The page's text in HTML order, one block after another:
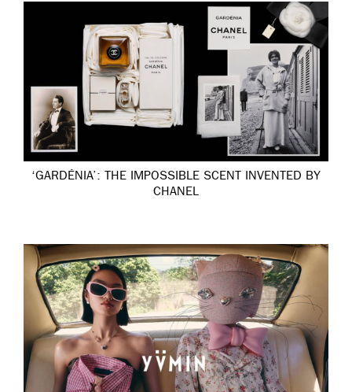
‘GARDÉNIA’: THE IMPOSSIBLE SCENT INVENTED BY
CHANEL